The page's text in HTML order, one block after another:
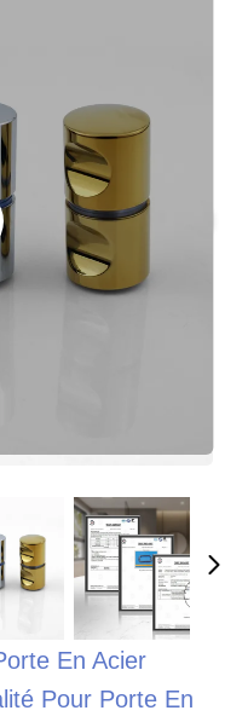
En Acier
Pour Porte En